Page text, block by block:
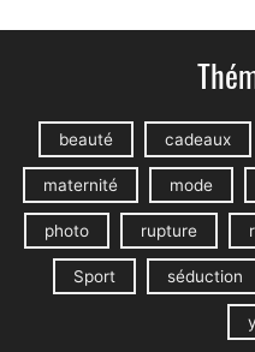
beauté cadeaux
maternité mode
photo rupture
Sport séduction